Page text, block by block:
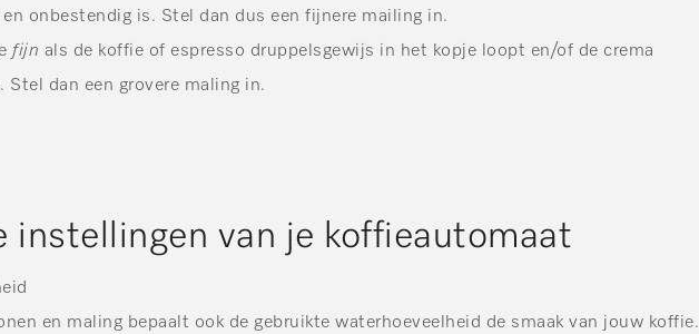
en onbestendig is. Stel dan dus een fijnere mailing in.
fijn als de koffie of espresso druppelsgewijs in het kopje loopt en/of de crema
Stel dan een grovere maling in.
instellingen van je koffieautomaat
en maling bepaalt ook de gebruikte waterhoeveelheid de smaak van jouw koffie.